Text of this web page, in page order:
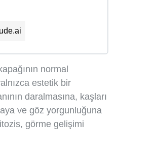
normal
estetik bir
daralmasına, kaşları
ve göz yorgunluğuna
görme gelişimi